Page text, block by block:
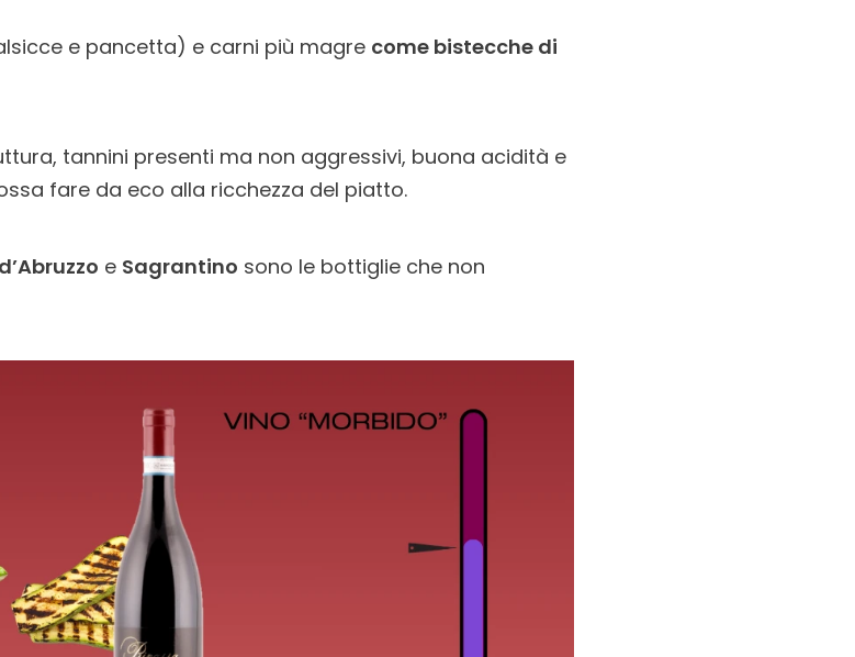
e pancetta) e carni più magre come bistecche di
tannini presenti ma non aggressivi, buona acidità e
fare da eco alla ricchezza del piatto.
e Sagrantino sono le bottiglie che non